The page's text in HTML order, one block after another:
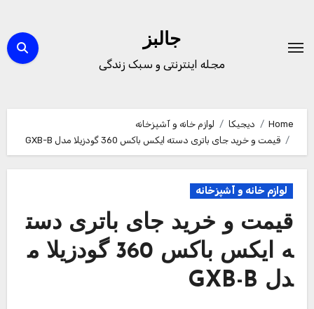
content
جالبز
مجله اینترنتی و سبک زندگی
Home دیجیکا
لوازم خانه و آشپزخانه
قیمت و خرید جای باتری دسته ایکس باکس 360 گودزیلا مدل GXB-B
لوازم خانه و آشپزخانه
قیمت و خرید جای باتری دست
ه ایکس باکس 360 گودزیلا م
دل GXB-B